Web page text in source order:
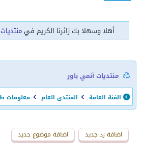
أهلا وسهلا بك زائرنا الكريم في
منتديات أنمي باور
الفئة العامة المنتدى العام معلومات
اضافة رد جديد اضافة موضوع جديد